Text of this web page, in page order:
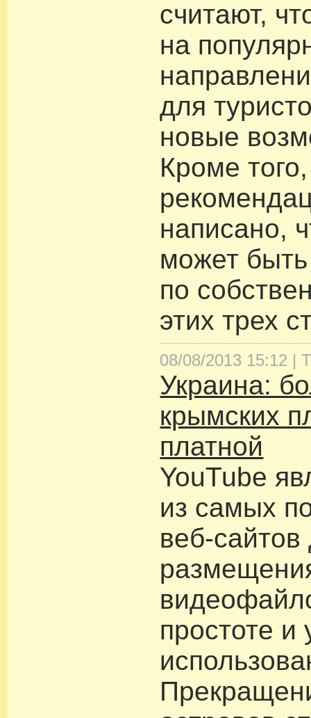
считают,
на
для
новые
Кроме
написано,
может
по
этих трех
08/08/2013 15:12 |
Украина:
крымских
платной
YouTube
из самых
веб-сайтов
простоте и